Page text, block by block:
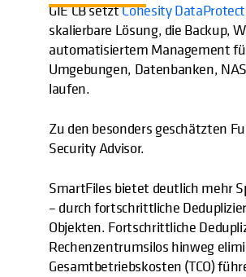
GIE CB setztCohesity DataProtect
skalierbare Lösung, die Backup,
automatisiertem Management
Umgebungen, Datenbanken,
laufen.
Zu den besonders geschätzten
Security Advisor.
SmartFiles bietet deutlich mehr
– durch fortschrittliche
Objekten. Fortschrittliche
Rechenzentrumsilos hinweg
Gesamtbetriebskosten (TCO)